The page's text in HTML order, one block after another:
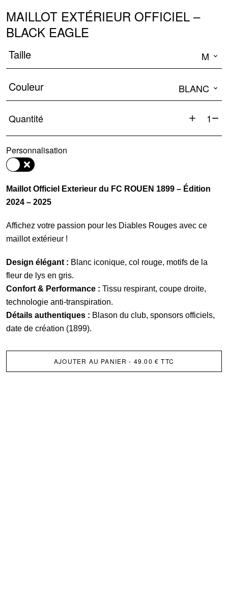
MAILLOT EXTÉRIEUR OFFICIEL –
BLACK EAGLE
Taille M
Couleur BLANC
Quantité
de
-
Eagle
Personnalisation
Maillot Officiel Exterieur du FC ROUEN 1899 – Édition
2024 – 2025
Affichez votre passion pour les Diables Rouges avec ce
maillot extérieur !
Design élégant : Blanc iconique, col rouge, motifs de la
fleur de lys en gris.
Confort & Performance : Tissu respirant, coupe droite,
technologie anti-transpiration.
Détails authentiques : Blason du club, sponsors officiels,
date de création (1899).
AJOUTER AU PANIER - 49.00 € TTC